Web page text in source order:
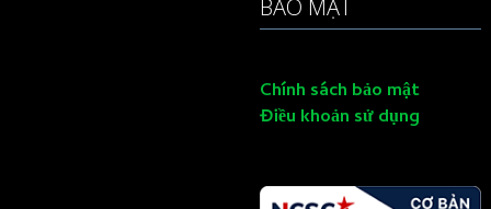
BẢO MẬT
Chính sách bảo mật
Điều khoản sử dụng